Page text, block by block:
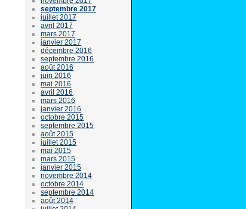
septembre 2017
juillet 2017
avril 2017
mars 2017
janvier 2017
décembre 2016
septembre 2016
août 2016
juin 2016
mai 2016
avril 2016
mars 2016
janvier 2016
octobre 2015
septembre 2015
août 2015
juillet 2015
mai 2015
mars 2015
janvier 2015
novembre 2014
octobre 2014
septembre 2014
août 2014